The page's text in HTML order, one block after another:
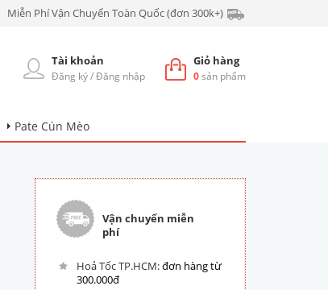
Miễn Phí Vận Chuyển Toàn Quốc (đơn 300k+)
Giỏ hàng
0sản phẩm
Tài khoản
Đăng ký/Đăng nhập
Pate Cún Mèo
Vận chuyển miễn
phí
Hoả Tốc TP.HCM:đơn hàng từ
300.000đ